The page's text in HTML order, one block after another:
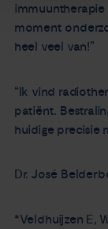
moment
heel veel van!”
“Ik vind
patiënt.
huidige precisie
Dr. José
*Veldhuijzen E,